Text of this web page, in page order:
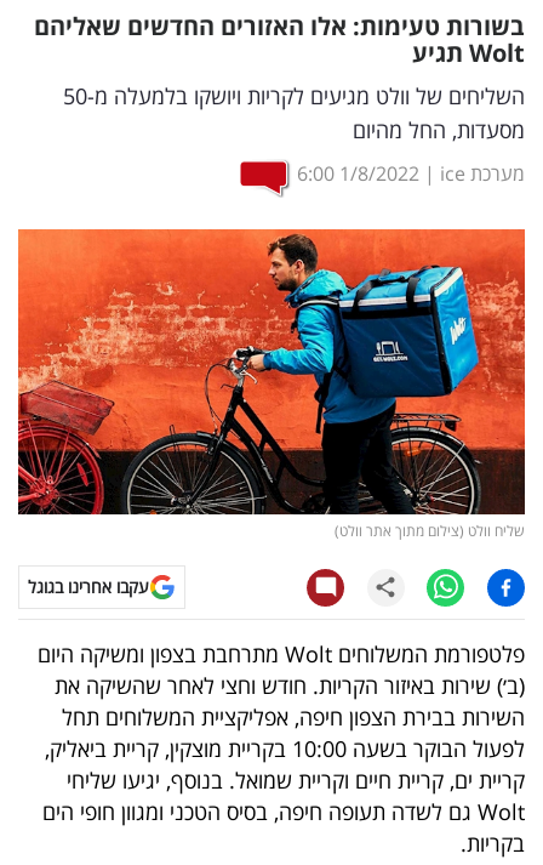
דיגיטל
וטק
שיווק
ופרסום
משפט
מדדים
ומחקרים
דעות
רכילות
עסקית
קריפטו
ויראלי
טלוויזיה
עסקי
ספורט
קריירה
ולימודים
בשורות טעימות: אלו האזורים החדשים שאליהם
Wolt תגיע
השליחים של וולט מגיעים לקריות ויושקו בלמעלה מ-50
מסעדות, החל מהיום
מערכת ice |
1/8/2022
6:00
שליח וולט (צילום מתוך אתר וולט)
עקבו אחרינו בגוגל
פלטפורמת המשלוחים Wolt מתרחבת בצפון ומשיקה היום
(ב׳) שירות באיזור הקריות. חודש וחצי לאחר שהשיקה את
השירות בבירת הצפון חיפה, אפליקציית המשלוחים תחל
לפעול הבוקר בשעה 10:00 בקריית מוצקין, קריית ביאליק,
קריית ים, קריית חיים וקריית שמואל. בנוסף, יגיעו שליחי
Wolt גם לשדה תעופה חיפה, בסיס הטכני ומגוון חופי הים
בקריות.